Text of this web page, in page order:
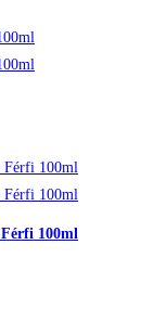
Férfi 100ml